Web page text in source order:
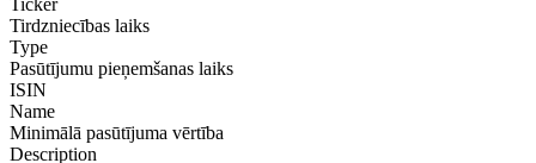
Ticker
Tirdzniecības laiks
Type
Pasūtījumu pieņemšanas laiks
ISIN
Name
Minimālā pasūtījuma vērtība
Description